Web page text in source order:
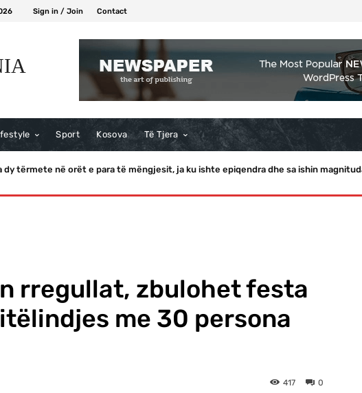
Sign in / Join Contact
Sport Kosova Të Tjera
tërmete në orët e para të mëngjesit, ja ku ishte epiqendra dhe sa ishin magnitudat
Trump i ofroi karamele, JD Vance refuzon! Presidenti i ndan me Bessent
rregullat, zbulohet festa
me 30 persona
0
417